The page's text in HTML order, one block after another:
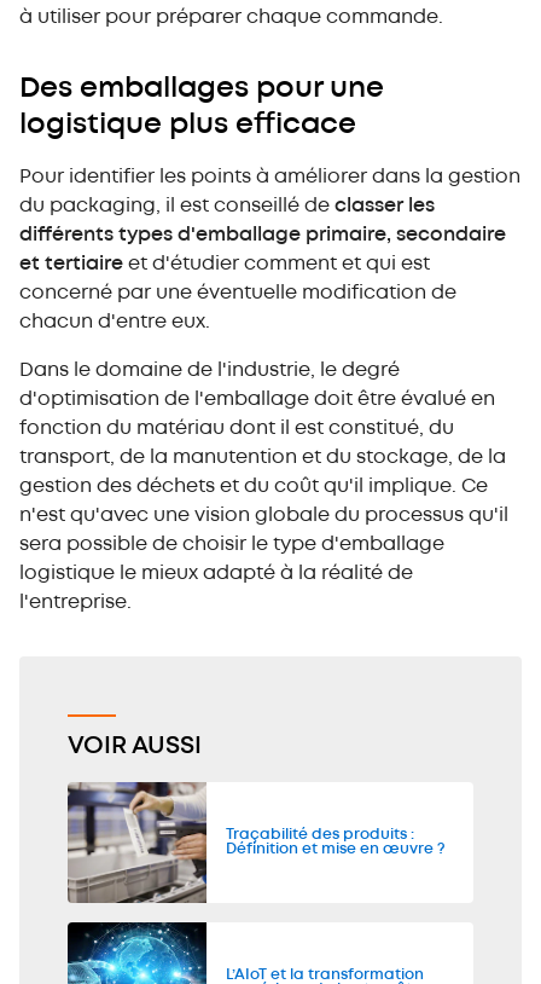
à utiliser pour préparer chaque commande.
Des emballages pour une
logistique plus efficace
Pour identifier les points à améliorer dans la gestion
du packaging, il est conseillé de classer les
différents types d'emballage primaire, secondaire
et tertiaire et d'étudier comment et qui est
concerné par une éventuelle modification de
chacun d'entre eux.
Dans le domaine de l'industrie, le degré
d'optimisation de l'emballage doit être évalué en
fonction du matériau dont il est constitué, du
transport, de la manutention et du stockage, de la
gestion des déchets et du coût qu'il implique. Ce
n'est qu'avec une vision globale du processus qu'il
sera possible de choisir le type d'emballage
logistique le mieux adapté à la réalité de
l'entreprise.
VOIR AUSSI
Traçabilité des produits :
Définition et mise en œuvre ?
L’AIoT et la transformation